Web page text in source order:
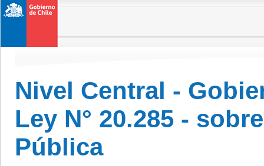
Nivel Central -
Ley N° 20.285 -
Pública